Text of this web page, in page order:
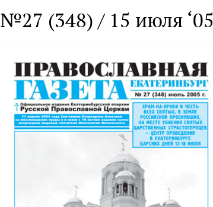
№27 (348) / 15 июля ‘05